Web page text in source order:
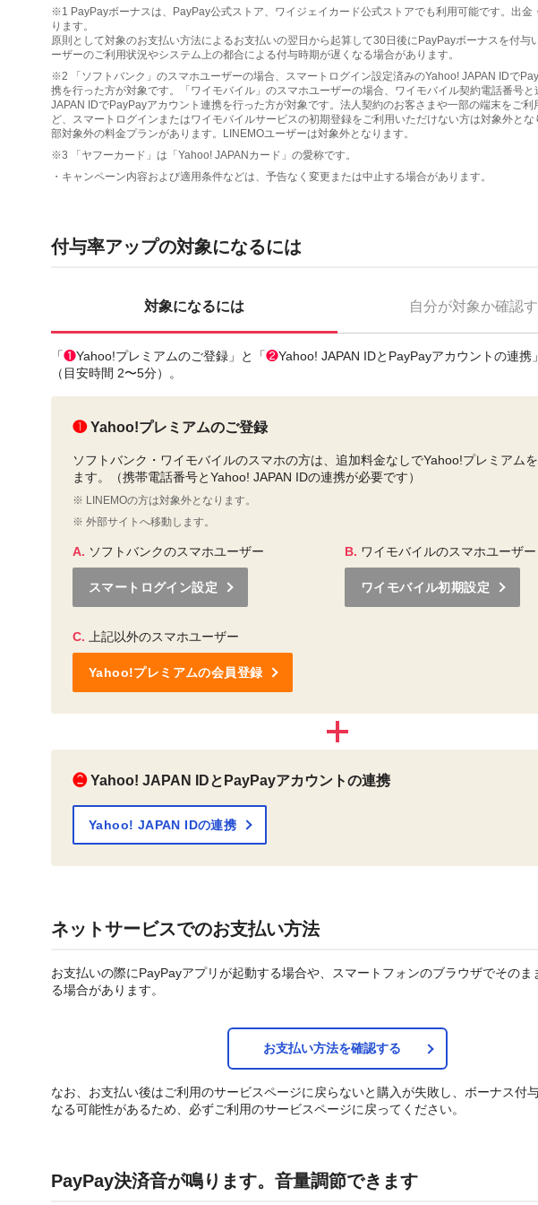
※1 PayPayボーナスは、PayPay公式ストア、ワイジェイカード公式ストアでも利用可能です。出金
ります。
原則として対象のお支払い方法によるお支払いの翌日から起算して30日後にPayPayボーナスを付与
ーザーのご利用状況やシステム上の都合による付与時期が遅くなる場合があります。
※2 「ソフトバンク」のスマホユーザーの場合、スマートログイン設定済みのYahoo! JAPAN IDで
携を行った方が対象です。「ワイモバイル」のスマホユーザーの場合、ワイモバイル契約電話番号
JAPAN IDでPayPayアカウント連携を行った方が対象です。法人契約のお客さまや一部の端末をご利
ど、スマートログインまたはワイモバイルサービスの初期登録をご利用いただけない方は対象外と
部対象外の料金プランがあります。LINEMOユーザーは対象外となります。
※3 「ヤフーカード」は「Yahoo! JAPANカード」の愛称です。
・キャンペーン内容および適用条件などは、予告なく変更または中止する場合があります。
付与率アップの対象になるには
対象になるには 自分が対象か確認
「❶Yahoo!プレミアムのご登録」と「❷Yahoo! JAPAN IDとPayPayアカウントの連携
（目安時間 2〜5分）。
❶ Yahoo!プレミアムのご登録
ソフトバンク・ワイモバイルのスマホの方は、追加料金なしでYahoo!プレミアム
ます。（携帯電話番号とYahoo! JAPAN IDの連携が必要です）
※ LINEMOの方は対象外となります。
※ 外部サイトへ移動します。
A. ソフトバンクのスマホユーザー
スマートログイン設定
B. ワイモバイルのスマホユーザー
ワイモバイル初期設定
C. 上記以外のスマホユーザー
Yahoo!プレミアムの会員登録
❷ Yahoo! JAPAN IDとPayPayアカウントの連携
Yahoo! JAPAN IDの連携
ネットサービスでのお支払い方法
お支払いの際にPayPayアプリが起動する場合や、スマートフォンのブラウザでそのま
る場合があります。
お支払い方法を確認する
なお、お支払い後はご利用のサービスページに戻らないと購入が失敗し、ボーナス付
なる可能性があるため、必ずご利用のサービスページに戻ってください。
PayPay決済音が鳴ります。音量調節できます